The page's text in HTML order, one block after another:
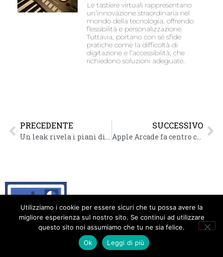
Le tastiere virtuali rappresentano
un’innovazione straordinaria nel
mondo della tecnologia, offrendo
flessibilità e personalizzazione.
Tuttavia, portano con sé sfide
pratiche come la difficoltà di
digitazione e l’accessibilità, che
richiedono soluzioni adeguate.
PRECEDENTE
Un leak rivela i piani di Google per Android TV
SUCCESSIVO
Apple Arcade fa centro col mobile gaming
Animatic: Internet per tutti
Privacy Policy
Cookie Policy
Utilizziamo i cookie per essere sicuri che tu possa avere la
migliore esperienza sul nostro sito. Se continui ad utilizzare
questo sito noi assumiamo che tu ne sia felice.
Ok
Leggi di più